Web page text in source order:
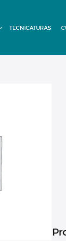
TECNICATURAS